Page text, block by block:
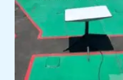
Area Perairan